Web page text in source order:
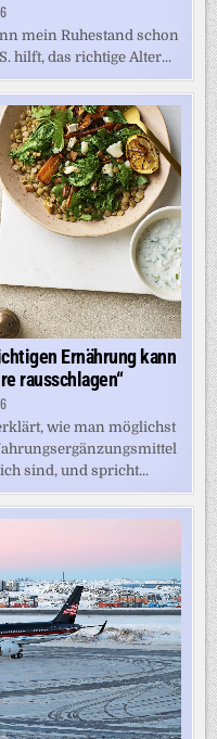
mein Ruhestand schon
hilft, das richtige Alter...
Ernährung kann
rausschlagen“
wie man möglichst
sind, und spricht...